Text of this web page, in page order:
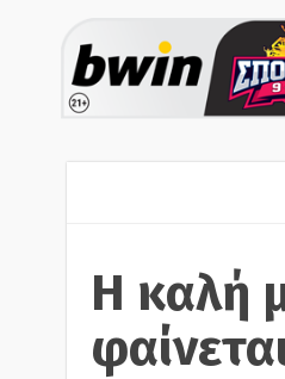
Η καλή